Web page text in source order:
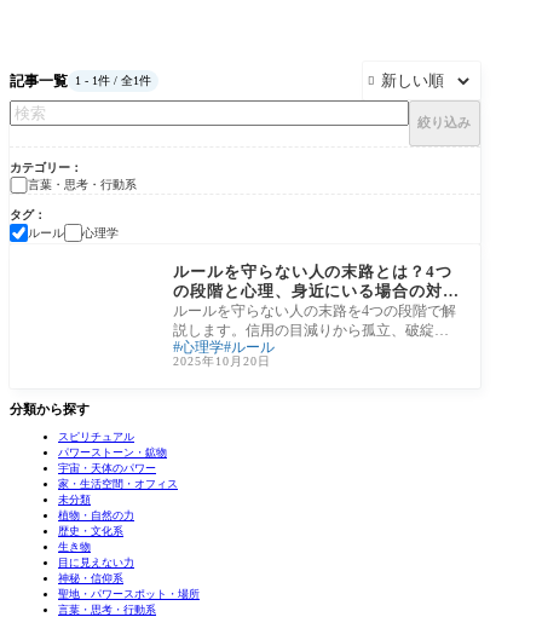
記事一覧 1 - 1件 / 全1件 
絞り込み
カテゴリー
言葉・思考・行動系
タグ
ルール
心理学
言葉・思考・行動系
ルールを守らない人の末路とは？4つ
の段階と心理、身近にいる場合の対処
法
ルールを守らない人の末路を4つの段階で解
説します。信用の目減りから孤立、破綻へ
至る心理と因果、スピリチュアルから見た
波動
心理学 ルール
2025年10月20日
分類から探す
スピリチュアル
パワーストーン・鉱物
宇宙・天体のパワー
家・生活空間・オフィス
未分類
植物・自然の力
歴史・文化系
生き物
目に見えない力
神秘・信仰系
聖地・パワースポット・場所
言葉・思考・行動系